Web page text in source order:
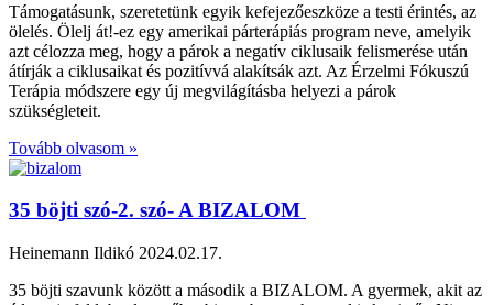
Támogatásunk, szeretetünk egyik kefejezőeszköze a testi érintés, az
ölelés. Ölelj át!-ez egy amerikai párterápiás program neve, amelyik
azt célozza meg, hogy a párok a negatív ciklusaik felismerése után
átírják a ciklusaikat és pozitívvá alakítsák azt. Az Érzelmi Fókuszú
Terápia módszere egy új megvilágításba helyezi a párok
szükségleteit.
Tovább olvasom »
35 böjti szó-2. szó- A BIZALOM
Heinemann Ildikó 2024.02.17.
35 böjti szavunk között a második a BIZALOM. A gyermek, akit az